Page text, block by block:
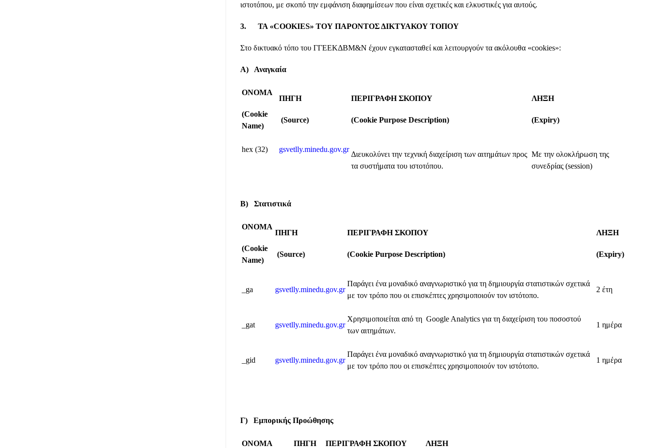
ιστοτόπου, με σκοπό την εμφάνιση διαφημίσεων που είναι σχετικές και ελκυστικές για αυτούς.
3. ΤΑ «COOKIES» ΤΟΥ ΠΑΡΟΝΤΟΣ ΔΙΚΤΥΑΚΟΥ ΤΟΠΟΥ
Στο δικτυακό τόπο του ΓΓΕΕΚΔΒΜ&Ν έχουν εγκατασταθεί και λειτουργούν τα ακόλουθα «cookies»:
Α) Αναγκαία
ΟΝΟΜΑ
(Cookie
Name)
ΠΗΓΗ
(Source)
ΠΕΡΙΓΡΑΦΗ ΣΚΟΠΟΥ
(Cookie Purpose Description)
ΛΗΞΗ
(Expiry)
hex (32) gsvetlly.minedu.gov.gr
Διευκολύνει την τεχνική διαχείριση των αιτημάτων προς
τα συστήματα του ιστοτόπου.
Με την ολοκλήρωση της
συνεδρίας (session)
Β) Στατιστικά
ΟΝΟΜΑ
(Cookie
Name)
ΠΗΓΗ
(Source)
ΠΕΡΙΓΡΑΦΗ ΣΚΟΠΟΥ
(Cookie Purpose Description)
ΛΗΞΗ
(Expiry)
_ga gsvetlly.minedu.gov.gr
Παράγει ένα μοναδικό αναγνωριστικό για τη δημιουργία στατιστικών σχετικά
με τον τρόπο που οι επισκέπτες χρησιμοποιούν τον ιστότοπο.
2 έτη
_gat gsvetlly.minedu.gov.gr
Χρησιμοποιείται από τη Google Analytics για τη διαχείριση του ποσοστού
των αιτημάτων.
1 ημέρα
_gid gsvetlly.minedu.gov.gr
Παράγει ένα μοναδικό αναγνωριστικό για τη δημιουργία στατιστικών σχετικά
με τον τρόπο που οι επισκέπτες χρησιμοποιούν τον ιστότοπο.
1 ημέρα
Γ) Εμπορικής Προώθησης
ΟΝΟΜΑ ΠΗΓΗ ΠΕΡΙΓΡΑΦΗ ΣΚΟΠΟΥ ΛΗΞΗ